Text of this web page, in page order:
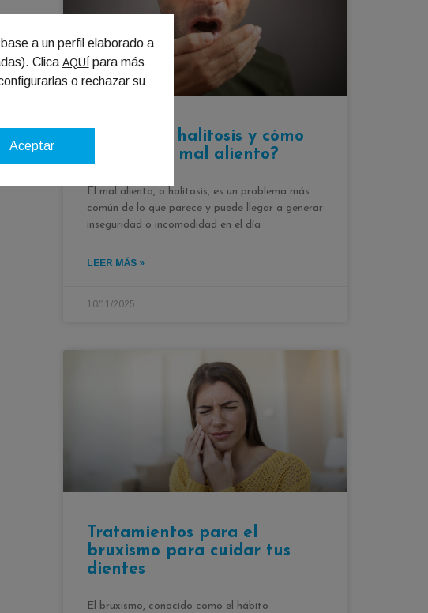
¿Qué es la halitosis y cómo
eliminar el mal aliento?
El mal aliento, o halitosis, es un problema más
común de lo que parece y puede llegar a generar
inseguridad o incomodidad en el día
LEER MÁS »
10/11/2025
Tratamientos para el
bruxismo para cuidar tus
dientes
El bruxismo, conocido como el hábito
a un perfil elaborado a
Clica AQUÍ para más
o rechazar su
Aceptar